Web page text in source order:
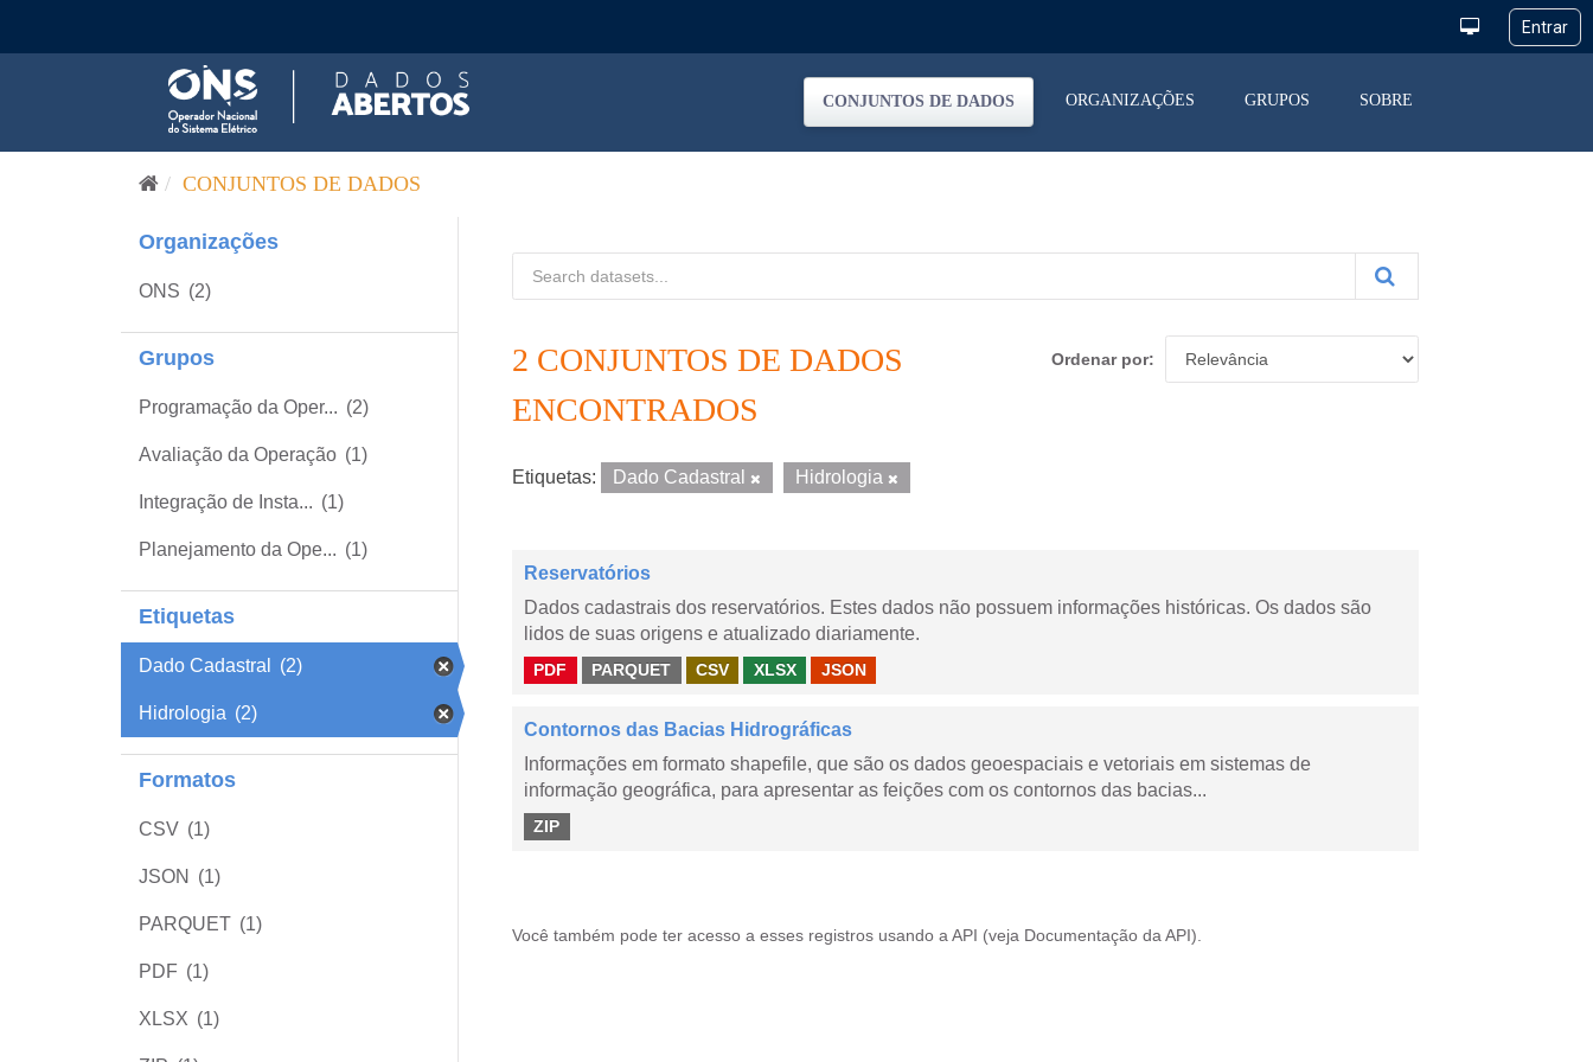
CONJUNTOS DE DADOS ORGANIZAÇÕES GRUPOS SOBRE
CONJUNTOS DE DADOS
Organizações
ONS (2)
Grupos
Programação da Oper... (2)
Avaliação da Operação (1)
Integração de Insta... (1)
Planejamento da Ope... (1)
Etiquetas
Dado Cadastral (2)
Hidrologia (2)
Formatos
CSV (1)
JSON (1)
PARQUET (1)
PDF (1)
XLSX (1)
Ordenar por
2 CONJUNTOS DE DADOS
ENCONTRADOS
Etiquetas: Dado Cadastral Hidrologia
Reservatórios
Dados cadastrais dos reservatórios. Estes dados não possuem informações históricas. Os dados são
lidos de suas origens e atualizado diariamente.
PDF PARQUET CSV XLSX JSON
Contornos das Bacias Hidrográficas
Informações em formato shapefile, que são os dados geoespaciais e vetoriais em sistemas de
informação geográfica, para apresentar as feições com os contornos das bacias...
ZIP
Você também pode ter acesso a esses registros usando a API (veja Documentação da API ).